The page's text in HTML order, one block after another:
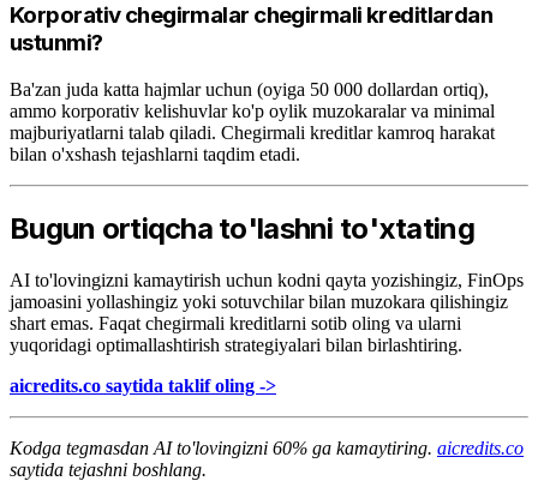
Korporativ chegirmalar chegirmali kreditlardan
ustunmi?
Ba'zan juda katta hajmlar uchun (oyiga 50 000 dollardan ortiq),
ammo korporativ kelishuvlar ko'p oylik muzokaralar va minimal
majburiyatlarni talab qiladi. Chegirmali kreditlar kamroq harakat
bilan o'xshash tejashlarni taqdim etadi.
Bugun ortiqcha to'lashni to'xtating
AI to'lovingizni kamaytirish uchun kodni qayta yozishingiz, FinOps
jamoasini yollashingiz yoki sotuvchilar bilan muzokara qilishingiz
shart emas. Faqat chegirmali kreditlarni sotib oling va ularni
yuqoridagi optimallashtirish strategiyalari bilan birlashtiring.
aicredits.co saytida taklif oling ->
Kodga tegmasdan AI to'lovingizni 60% ga kamaytiring. aicredits.co
saytida tejashni boshlang.